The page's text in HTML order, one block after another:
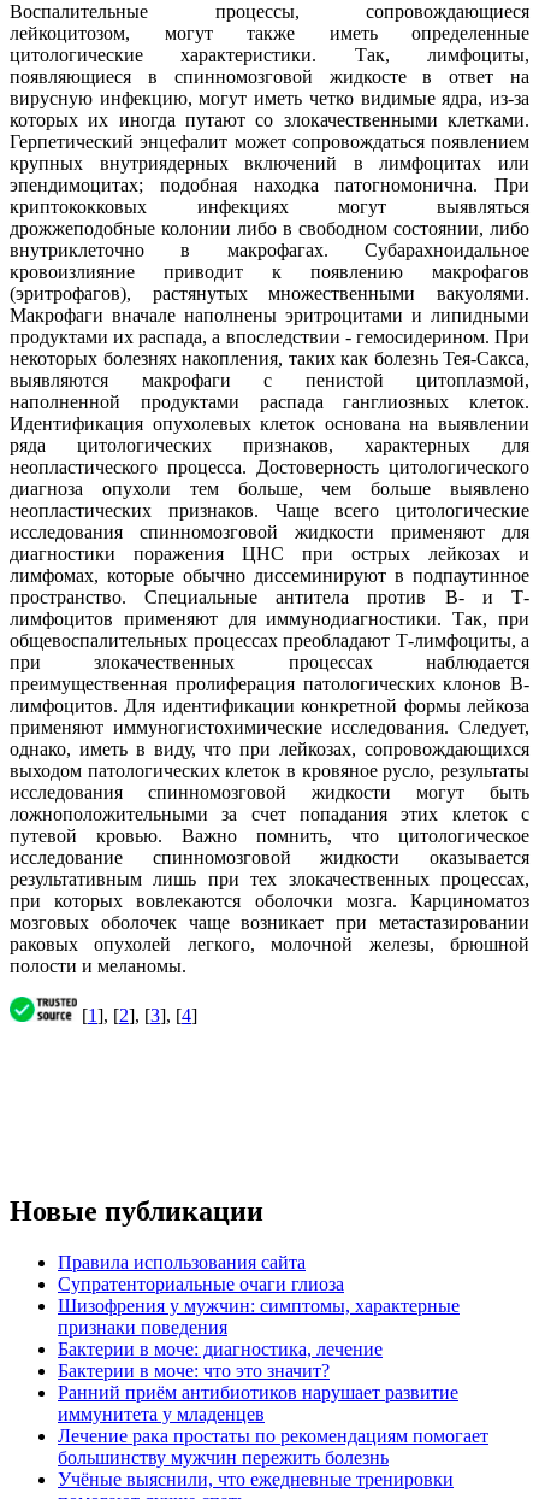
Воспалительные процессы, сопровождающиеся
лейкоцитозом, могут также иметь определенные
цитологические характеристики. Так, лимфоциты,
появляющиеся в спинномозговой жидкосте в ответ на
вирусную инфекцию, могут иметь четко видимые ядра, из-за
которых их иногда путают со злокачественными клетками.
Герпетический энцефалит может сопровождаться появлением
крупных внутриядерных включений в лимфоцитах или
эпендимоцитах; подобная находка патогномонична. При
криптококковых инфекциях могут выявляться
дрожжеподобные колонии либо в свободном состоянии, либо
внутриклеточно в макрофагах. Субарахноидальное
кровоизлияние приводит к появлению макрофагов
(эритрофагов), растянутых множественными вакуолями.
Макрофаги вначале наполнены эритроцитами и липидными
продуктами их распада, а впоследствии - гемосидерином. При
некоторых болезнях накопления, таких как болезнь Тея-Сакса,
выявляются макрофаги с пенистой цитоплазмой,
наполненной продуктами распада ганглиозных клеток.
Идентификация опухолевых клеток основана на выявлении
ряда цитологических признаков, характерных для
неопластического процесса. Достоверность цитологического
диагноза опухоли тем больше, чем больше выявлено
неопластических признаков. Чаще всего цитологические
исследования спинномозговой жидкости применяют для
диагностики поражения ЦНC при острых лейкозах и
лимфомах, которые обычно диссеминируют в подпаутинное
пространство. Специальные антитела против В- и Т-
лимфоцитов применяют для иммунодиагностики. Так, при
общевоспалительных процессах преобладают Т-лимфоциты, а
при злокачественных процессах наблюдается
преимущественная пролиферация патологических клонов В-
лимфоцитов. Для идентификации конкретной формы лейкоза
применяют иммуногистохимические исследования. Следует,
однако, иметь в виду, что при лейкозах, сопровождающихся
выходом патологических клеток в кровяное русло, результаты
исследования спинномозговой жидкости могут быть
ложноположительными за счет попадания этих клеток с
путевой кровью. Важно помнить, что цитологическое
исследование спинномозговой жидкости оказывается
результативным лишь при тех злокачественных процессах,
при которых вовлекаются оболочки мозга. Карциноматоз
мозговых оболочек чаще возникает при метастазировании
раковых опухолей легкого, молочной железы, брюшной
полости и меланомы.
[1], [2], [3], [4]
Новые публикации
Правила использования сайта
Супратенториальные очаги глиоза
Шизофрения у мужчин: симптомы, характерные
признаки поведения
Бактерии в моче: диагностика, лечение
Бактерии в моче: что это значит?
Ранний приём антибиотиков нарушает развитие
иммунитета у младенцев
Лечение рака простаты по рекомендациям помогает
большинству мужчин пережить болезнь
Учёные выяснили, что ежедневные тренировки